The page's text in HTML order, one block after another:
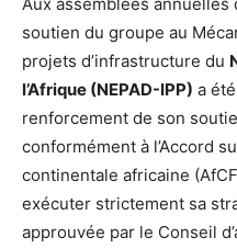
soutien du groupe au
projets d’infrastructure du
l’Afrique (NEPAD-IPP) a
renforcement de son
conformément à l’Accord
continentale africaine
exécuter strictement sa
approuvée par le Conseil